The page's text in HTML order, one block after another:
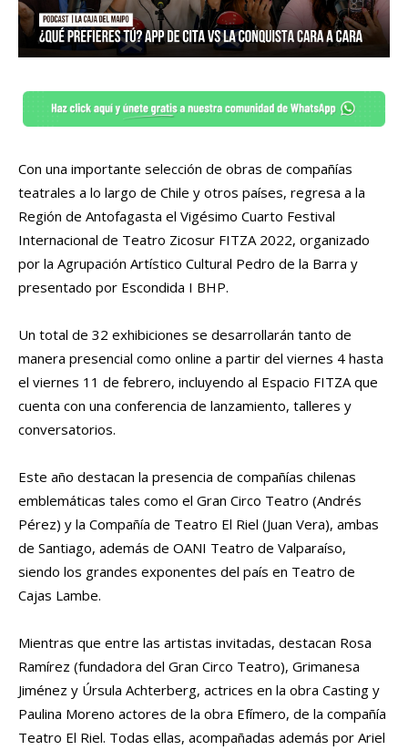
Con una importante selección de obras de compañías
teatrales a lo largo de Chile y otros países, regresa a la
Región de Antofagasta el Vigésimo Cuarto Festival
Internacional de Teatro Zicosur FITZA 2022, organizado
por la Agrupación Artístico Cultural Pedro de la Barra y
presentado por Escondida I BHP.
Un total de 32 exhibiciones se desarrollarán tanto de
manera presencial como online a partir del viernes 4 hasta
el viernes 11 de febrero, incluyendo al Espacio FITZA que
cuenta con una conferencia de lanzamiento, talleres y
conversatorios.
Este año destacan la presencia de compañías chilenas
emblemáticas tales como el Gran Circo Teatro (Andrés
Pérez) y la Compañía de Teatro El Riel (Juan Vera), ambas
de Santiago, además de OANI Teatro de Valparaíso,
siendo los grandes exponentes del país en Teatro de
Cajas Lambe.
Mientras que entre las artistas invitadas, destacan Rosa
Ramírez (fundadora del Gran Circo Teatro), Grimanesa
Jiménez y Úrsula Achterberg, actrices en la obra Casting y
Paulina Moreno actores de la obra Efímero, de la compañía
Teatro El Riel. Todas ellas, acompañadas además por Ariel